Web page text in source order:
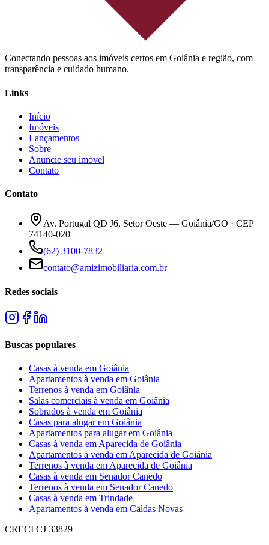
Conectando pessoas aos imóveis certos em Goiânia e região, com
transparência e cuidado humano.
Links
Início
Imóveis
Lançamentos
Sobre
Anuncie seu imóvel
Contato
Contato
Av. Portugal QD J6, Setor Oeste — Goiânia/GO · CEP
74140-020
(62) 3100-7832
contato@amizimobiliaria.com.br
Redes sociais
Buscas populares
Casas à venda em Goiânia
Apartamentos à venda em Goiânia
Terrenos à venda em Goiânia
Salas comerciais à venda em Goiânia
Sobrados à venda em Goiânia
Casas para alugar em Goiânia
Apartamentos para alugar em Goiânia
Casas à venda em Aparecida de Goiânia
Apartamentos à venda em Aparecida de Goiânia
Terrenos à venda em Aparecida de Goiânia
Casas à venda em Senador Canedo
Terrenos à venda em Senador Canedo
Casas à venda em Trindade
Apartamentos à venda em Caldas Novas
CRECI CJ 33829